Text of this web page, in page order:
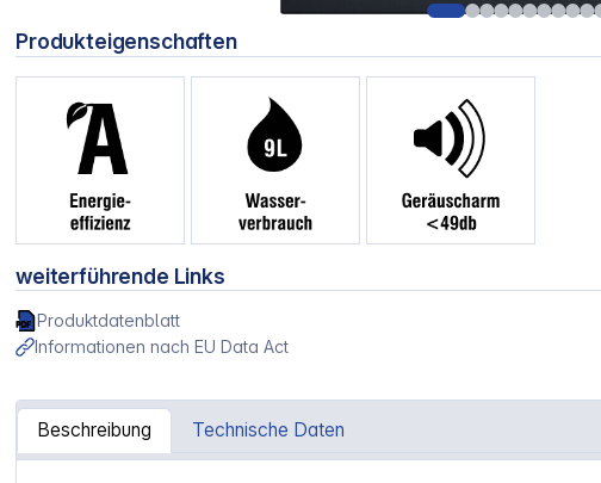
Produkteigenschaften
weiterführende Links
Produktdatenblatt
Informationen nach EU Data Act
Beschreibung Technische Daten